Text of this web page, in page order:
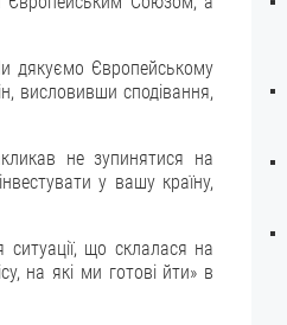
дякуємо Європейському
висловивши сподівання,
не зупинятися на
у вашу країну,
що склалася на
на які ми готові йти» в